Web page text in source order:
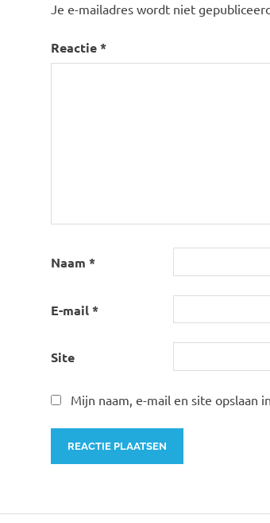
Je e-mailadres wordt niet
Reactie*
Naam *
E-mail*
Site
Mijn naam, e-mail en site opslaan